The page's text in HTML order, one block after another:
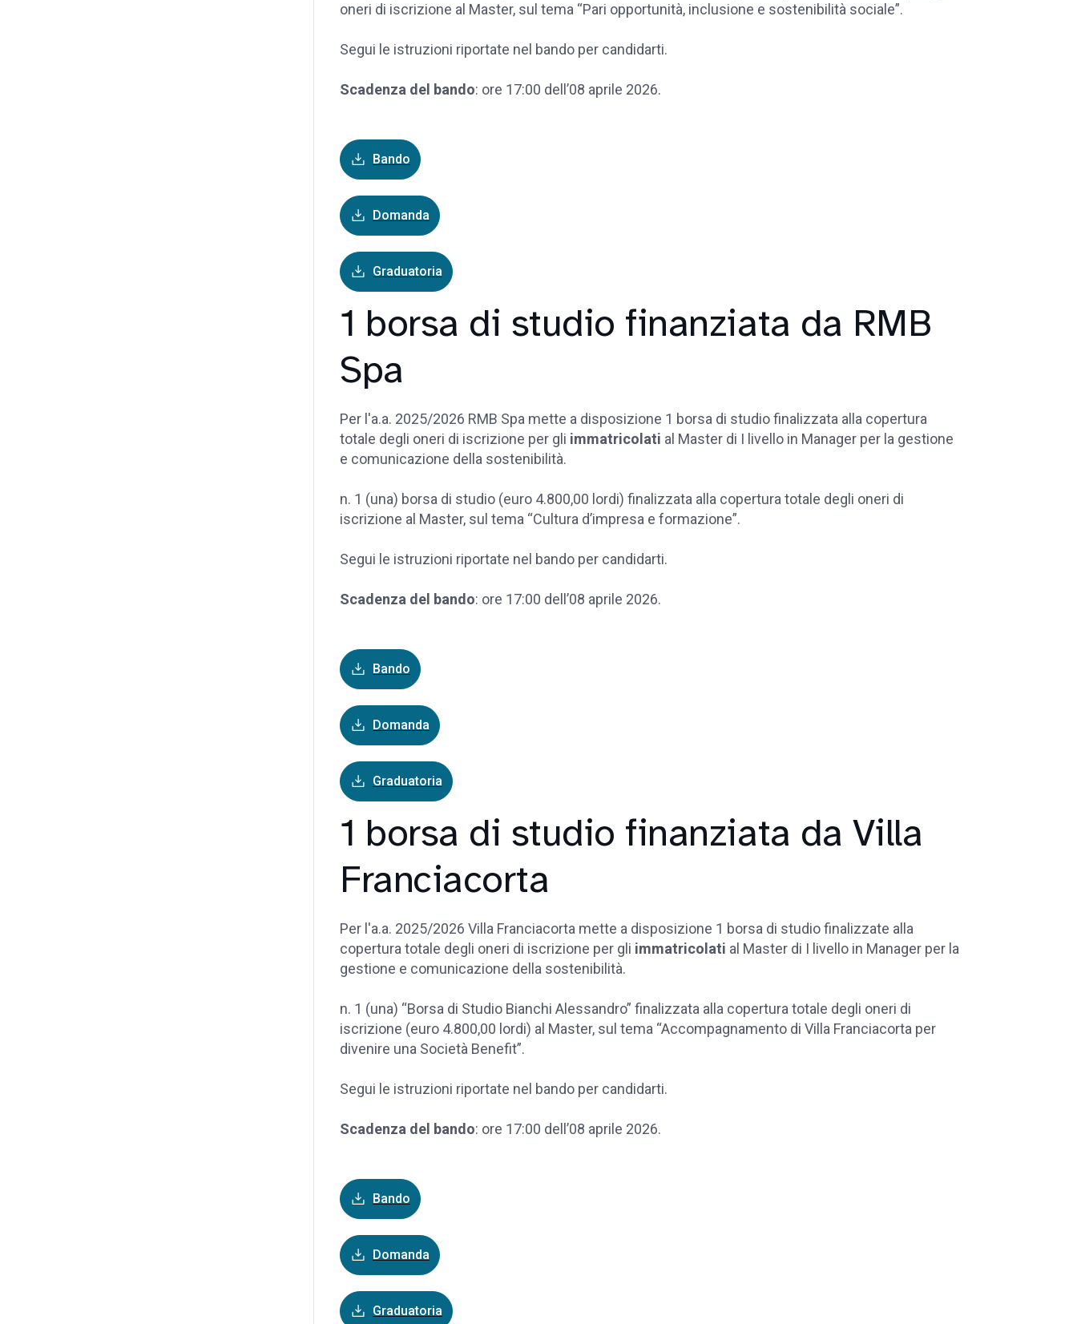
oneri di iscrizione al Master, sul tema “Pari opportunità, inclusione e sostenibilità sociale”.
Segui le istruzioni riportate nel bando per candidarti.
Scadenza del bando: ore 17:00 dell’08 aprile 2026.
Bando
Domanda
Graduatoria
1 borsa di studio finanziata da RMB
Spa
Per l'a.a. 2025/2026 RMB Spa mette a disposizione 1 borsa di studio finalizzata alla copertura
totale degli oneri di iscrizione per gli immatricolati al Master di I livello in Manager per la gestione
e comunicazione della sostenibilità.
n. 1 (una) borsa di studio (euro 4.800,00 lordi) finalizzata alla copertura totale degli oneri di
iscrizione al Master, sul tema “Cultura d’impresa e formazione”.
Segui le istruzioni riportate nel bando per candidarti.
Scadenza del bando: ore 17:00 dell’08 aprile 2026.
Bando
Domanda
Graduatoria
1 borsa di studio finanziata da Villa
Franciacorta
Per l'a.a. 2025/2026 Villa Franciacorta mette a disposizione 1 borsa di studio finalizzate alla
copertura totale degli oneri di iscrizione per gli immatricolati al Master di I livello in Manager per la
gestione e comunicazione della sostenibilità.
n. 1 (una) “Borsa di Studio Bianchi Alessandro” finalizzata alla copertura totale degli oneri di
iscrizione (euro 4.800,00 lordi) al Master, sul tema “Accompagnamento di Villa Franciacorta per
divenire una Società Benefit”.
Segui le istruzioni riportate nel bando per candidarti.
Scadenza del bando: ore 17:00 dell’08 aprile 2026.
Bando
Domanda
Graduatoria